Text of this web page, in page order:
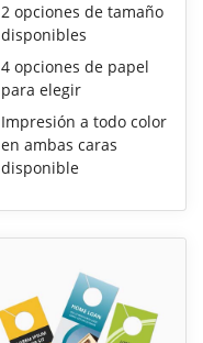
2 opciones de tamaño
disponibles
4 opciones de papel
para elegir
Impresión a todo color
en ambas caras
disponible